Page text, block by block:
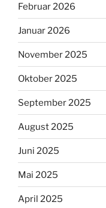
Februar 2026
Januar 2026
November 2025
Oktober 2025
September 2025
August 2025
Juni 2025
Mai 2025
April 2025